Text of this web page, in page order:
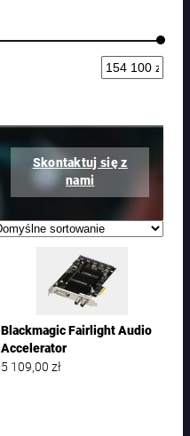
Skontaktuj się z
nami
Blackmagic Fairlight Audio
Accelerator
5 109,00 zł